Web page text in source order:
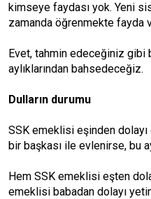
kimseye faydası yok. Yeni
zamanda öğrenmekte fayda
Evet, tahmin edeceğiniz gibi
aylıklarından bahsedeceğiz.
Dulların durumu
SSK emeklisi eşinden dolayı
bir başkası ile evlenirse, bu
Hem SSK emeklisi eşten
emeklisi babadan dolayı